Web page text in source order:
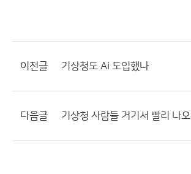
이전글 기상청도 Ai 도입했나
다음글 기상청 사람들 거기서 빨리 나